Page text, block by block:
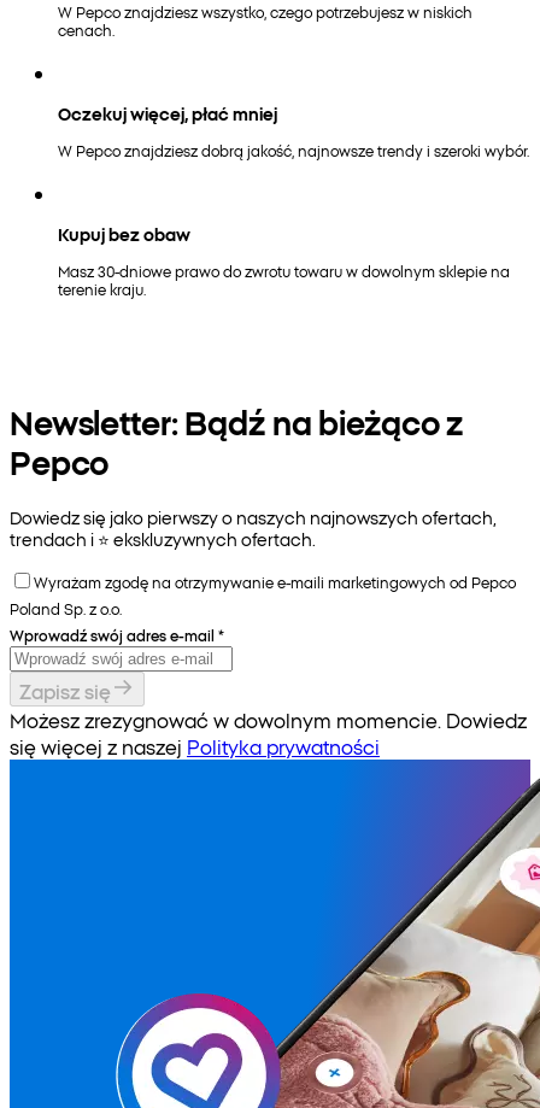
W Pepco znajdziesz wszystko, czego potrzebujesz w niskich
cenach.
Oczekuj więcej, płać mniej
W Pepco znajdziesz dobrą jakość, najnowsze trendy i szeroki wybór.
Kupuj bez obaw
Masz 30-dniowe prawo do zwrotu towaru w dowolnym sklepie na
terenie kraju.
Newsletter: Bądź na bieżąco z
Pepco
Dowiedz się jako pierwszy o naszych najnowszych ofertach,
trendach i ⭐️ ekskluzywnych ofertach.
Wyrażam zgodę na otrzymywanie e-maili marketingowych od Pepco
Poland Sp. z o.o.
Wprowadź swój adres e-mail *
Zapisz się
Możesz zrezygnować w dowolnym momencie. Dowiedz
się więcej z naszej Polityka prywatności